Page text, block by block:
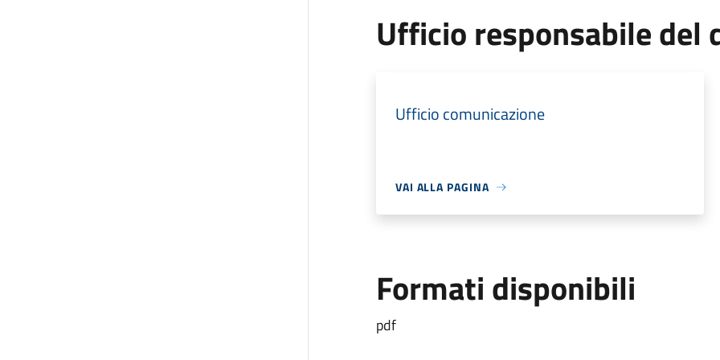
Ufficio responsabile del
Ufficio comunicazione
VAI ALLA PAGINA
Formati disponibili
pdf